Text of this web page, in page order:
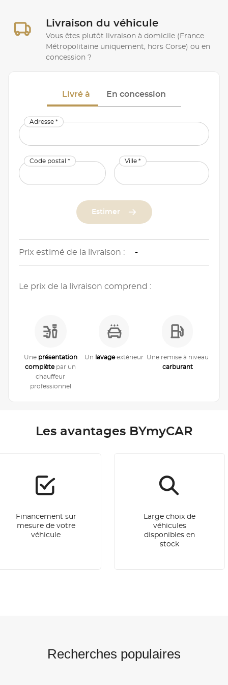
Livraison du véhicule
Vous êtes plutôt livraison à domicile (France
Métropolitaine uniquement, hors Corse) ou en
concession ?
Livré à En concession
Adresse *
Code postal * Ville *
Estimer
Prix estimé de la livraison : -
Le prix de la livraison comprend :
Une présentation
complètepar un
chauffeur
professionnel
Un lavageextérieur Une remise à niveau
carburant
Les avantages BYmyCAR
Financement sur
mesure de votre
véhicule
Large choix de
véhicules
disponibles en
stock
Recherches populaires